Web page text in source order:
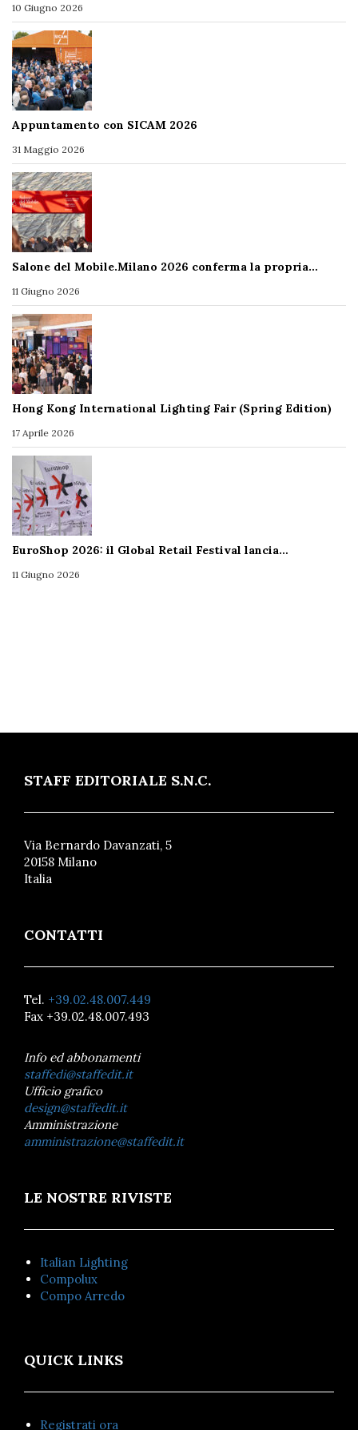
10 Giugno 2026
Appuntamento con SICAM 2026
31 Maggio 2026
Salone del Mobile.Milano 2026 conferma la propria…
11 Giugno 2026
Hong Kong International Lighting Fair (Spring Edition)
17 Aprile 2026
EuroShop 2026: il Global Retail Festival lancia…
11 Giugno 2026
STAFF EDITORIALE S.N.C.
Via Bernardo Davanzati, 5
20158 Milano
Italia
CONTATTI
Tel. +39.02.48.007.449
Fax +39.02.48.007.493
Info ed abbonamenti
staffedi@staffedit.it
Ufficio grafico
design@staffedit.it
Amministrazione
amministrazione@staffedit.it
LE NOSTRE RIVISTE
Italian Lighting
Compolux
Compo Arredo
QUICK LINKS
Registrati ora